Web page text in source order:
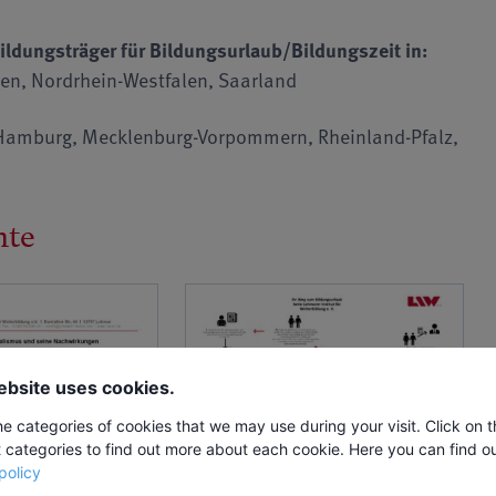
für Bildungsurlaub/Bildungszeit in:
Nordrhein-Westfalen, Saarland
Mecklenburg-Vorpommern, Rheinland-Pfalz,
Schritte zum Bildungsurlaub
uses cookies.
categories of cookies that we may use during your visit. Click on
to find out more about each cookie. Here you can find